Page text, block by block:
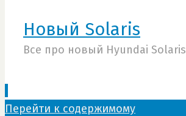
Новый Solaris
Все про новый Hyundai Solaris
Перейти к содержимому